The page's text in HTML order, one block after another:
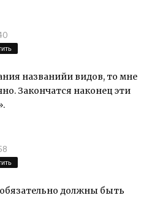
названийи видов, то мне
Закончатся наконец эти
должны быть